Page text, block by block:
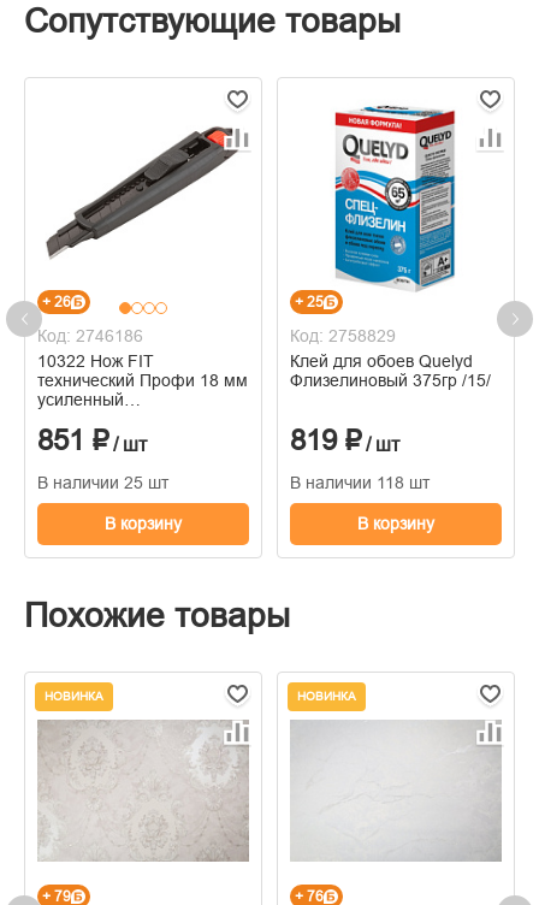
Сопутствующие товары
+ 26
Код: 2746186
10322 Нож FIT
технический Профи 18 мм
усиленный
пластиковый прижим,
851 ₽/ шт
В наличии 25 шт
В корзину
+ 25
Код: 2758829
Клей для обоев Quelyd
Флизелиновый 375гр /15/
819 ₽/ шт
В наличии 118 шт
В корзину
Похожие товары
НОВИНКА
+ 79
НОВИНКА
+ 76